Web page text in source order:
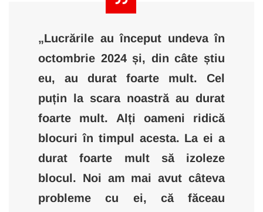
„Lucrările au început undeva în
octombrie 2024 și, din câte știu
eu, au durat foarte mult. Cel
puțin la scara noastră au durat
foarte mult. Alți oameni ridică
blocuri în timpul acesta. La ei a
durat foarte mult să izoleze
blocul. Noi am mai avut câteva
probleme cu ei, că făceau